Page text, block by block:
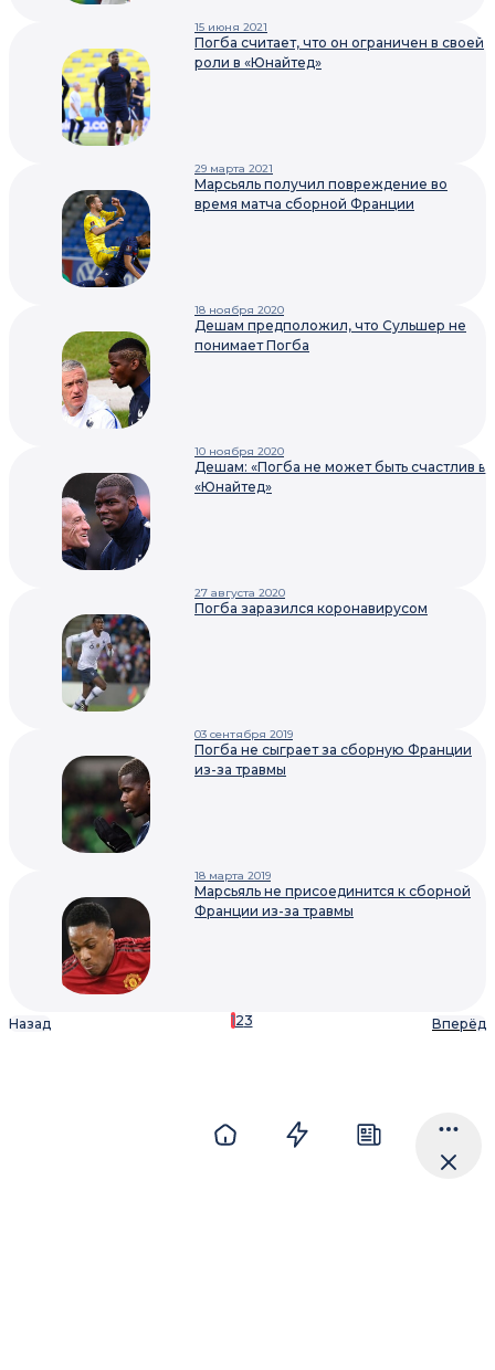
15 июня 2021
Погба считает, что он ограничен в своей
роли в «Юнайтед»
29 марта 2021
Марсьяль получил повреждение во
время матча сборной Франции
18 ноября 2020
Дешам предположил, что Сульшер не
понимает Погба
10 ноября 2020
Дешам: «Погба не может быть счастлив в
«Юнайтед»
27 августа 2020
Погба заразился коронавирусом
03 сентября 2019
Погба не сыграет за сборную Франции
из-за травмы
18 марта 2019
Марсьяль не присоединится к сборной
Франции из-за травмы
123
Назад Вперёд